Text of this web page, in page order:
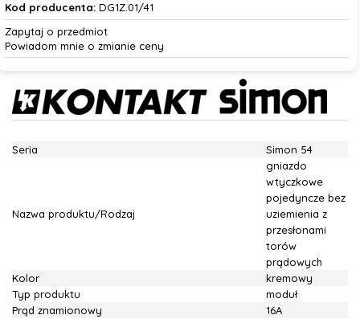
Kod producenta:DG1Z.01/41
Zapytaj o przedmiot
Powiadom mnie o zmianie ceny
Seria Simon 54
Nazwa produktu/Rodzaj
gniazdo
wtyczkowe
pojedyncze bez
uziemienia z
przesłonami
torów
prądowych
Kolor
kremowy
Typ produktu
moduł
Prąd znamionowy
16A